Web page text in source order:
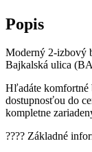
Popis
Moderný 2-izbový
Bajkalská ulica
Hľadáte komfortné
dostupnosťou do
kompletne
???? Základné